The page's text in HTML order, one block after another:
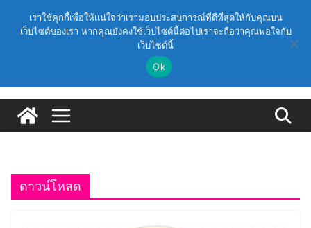
วันศุกร์, สิงหาคม 7, 2026
Latest: (สพฐ.) โครงการอบรมเชิงปฏิบัติการหลักสูตรการดำเนิน
การประกันคุณภาพภายในสถานศึกษา ด้วยปัญญาประดิษฐ์
(AI) ในรูปแบบออนไลน์
ก.ค.ศ. เห็นชอบ รายละเอียดการดำเนินการคัดเลือกบุคคล
สถานศึกษา และผู้อำนวยการสถานศึกษา สังกัดสำนักงาน
คณะกรรมการการศึกษาขั้นพื้นฐาน ปี 2569 ตามหลัก
เกณฑ์ ว 12/2568
สถานศึกษาและผู้อำนวยการสถานศึกษา สังกัดกระทรวง
ศึกษาธิการ
ก.ค.ศ. อนุมัติให้ข้าราชการครูและบุคลากรทางการศึกษามี
ดาวน์โหลด
เราใช้คุกกี้เพื่อให้แน่ใจว่าเรามอบประสบการณ์ที่ดีที่สุดให้กับคุณบน
เว็บไซต์ของเรา หากคุณยังคงใช้เว็บไซต์นี้ต่อไปเราจะถือว่าคุณพอใจกับ
เว็บไซต์นี้
Ok